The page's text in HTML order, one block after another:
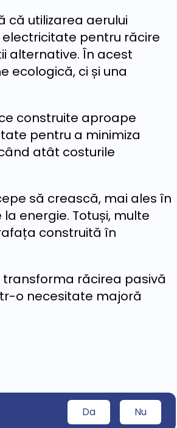
că utilizarea aerului
pentru răcire
alternative. În acest
ecologică, ci și una
construite aproape
pentru a minimiza
atât costurile
să crească, mai ales în
energie. Totuși, multe
construită în
răcirea pasivă
o necesitate majoră
Da Nu